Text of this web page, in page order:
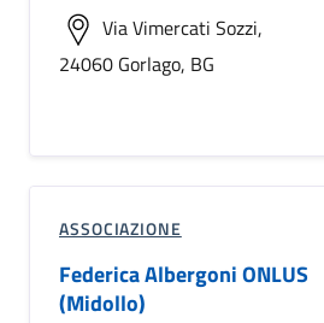
Via Vimercati Sozzi,
24060 Gorlago, BG
ASSOCIAZIONE
Federica Albergoni ONLUS
(Midollo)